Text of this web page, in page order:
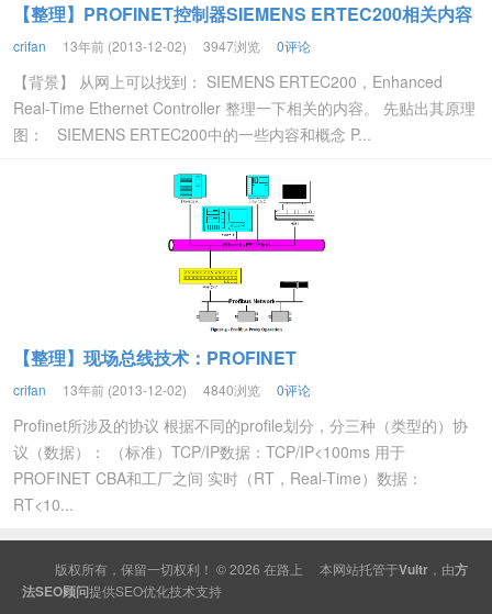
【整理】PROFINET控制器SIEMENS ERTEC200相关内容
crifan 13年前 (2013-12-02) 3947浏览 0评论
【背景】 从网上可以找到： SIEMENS ERTEC200，Enhanced
Real-Time Ethernet Controller 整理一下相关的内容。 先贴出其原理
图： SIEMENS ERTEC200中的一些内容和概念 P...
【整理】现场总线技术：PROFINET
crifan 13年前 (2013-12-02) 4840浏览 0评论
Profinet所涉及的协议 根据不同的profile划分，分三种（类型的）协
议（数据）： （标准）TCP/IP数据：TCP/IP<100ms 用于
PROFINET CBA和工厂之间 实时（RT，Real-Time）数据：
RT<10...
版权所有，保留一切权利！ © 2026 在路上 本网站托管于Vultr ，由方
法SEO顾问提供SEO优化技术支持